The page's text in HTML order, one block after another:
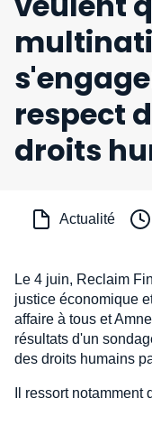
respect
droits
Actualité
Le 4 juin, Reclaim
justice économique
affaire à tous et
résultats d'un
des droits humains
Il ressort notamment